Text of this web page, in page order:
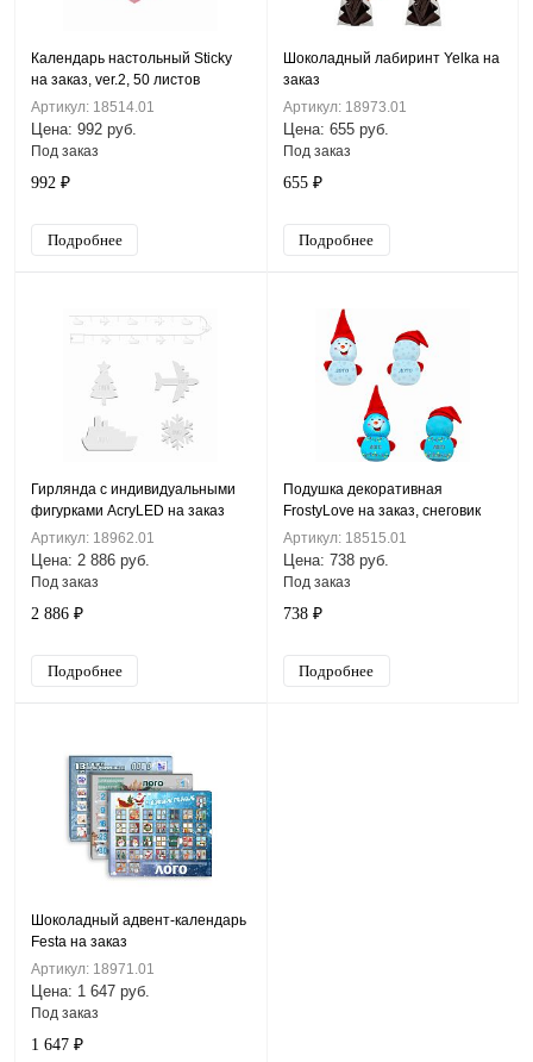
Календарь настольный Sticky
на заказ, ver.2, 50 листов
Артикул: 18514.01
Цена: 992 руб.
Под заказ
992 ₽
Подробнее
Шоколадный лабиринт Yelka на
заказ
Артикул: 18973.01
Цена: 655 руб.
Под заказ
655 ₽
Подробнее
Гирлянда с индивидуальными
фигурками AcryLED на заказ
Артикул: 18962.01
Цена: 2 886 руб.
Под заказ
2 886 ₽
Подробнее
Подушка декоративная
FrostyLove на заказ, снеговик
Артикул: 18515.01
Цена: 738 руб.
Под заказ
738 ₽
Подробнее
Шоколадный адвент-календарь
Festa на заказ
Артикул: 18971.01
Цена: 1 647 руб.
Под заказ
1 647 ₽